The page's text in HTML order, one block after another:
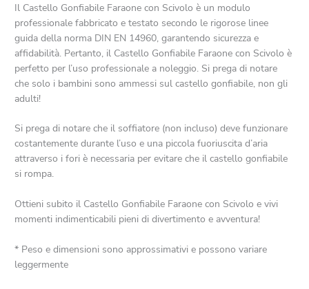
Il Castello Gonfiabile Faraone con Scivolo è un modulo
professionale fabbricato e testato secondo le rigorose linee
guida della norma DIN EN 14960, garantendo sicurezza e
affidabilità. Pertanto, il Castello Gonfiabile Faraone con Scivolo è
perfetto per l’uso professionale a noleggio. Si prega di notare
che solo i bambini sono ammessi sul castello gonfiabile, non gli
adulti!
Si prega di notare che il soffiatore (non incluso) deve funzionare
costantemente durante l’uso e una piccola fuoriuscita d’aria
attraverso i fori è necessaria per evitare che il castello gonfiabile
si rompa.
Ottieni subito il Castello Gonfiabile Faraone con Scivolo e vivi
momenti indimenticabili pieni di divertimento e avventura!
* Peso e dimensioni sono approssimativi e possono variare
leggermente